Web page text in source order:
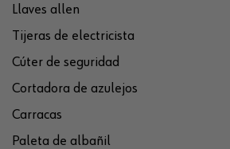
Llaves allen
Tijeras de electricista
Cúter de seguridad
Cortadora de azulejos
Carracas
Paleta de albañil